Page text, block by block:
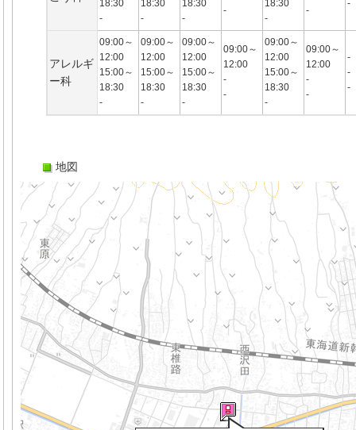
18:30
-
18:30
-
18:30
-
-
18:30
-
-
-
アレルギ
ー科
09:00～
12:00
15:00～
18:30
-
09:00～
12:00
15:00～
18:30
-
09:00～
12:00
15:00～
18:30
-
09:00～
12:00
-
-
09:00～
12:00
15:00～
18:30
-
09:00～
12:00
-
-
-
-
-
地図